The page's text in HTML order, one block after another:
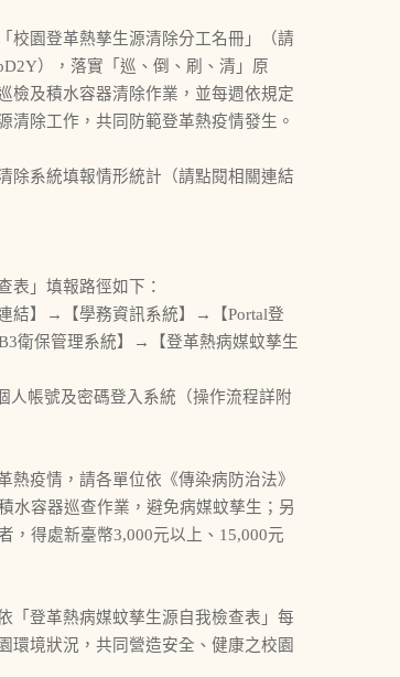
校園登革熱孳生源清除分工名冊」（請
），落實「巡、倒、刷、清」原
檢及積水容器清除作業，並每週依規定
清除工作，共同防範登革熱疫情發生。
除系統填報情形統計（請點閱相關連結
表」填報路徑如下：
結】→【學務資訊系統】→【Portal登
衛保管理系統】→【登革熱病媒蚊孳生
人帳號及密碼登入系統（操作流程詳附
熱疫情，請各單位依《傳染病防治法》
水容器巡查作業，避免病媒蚊孳生；另
，得處新臺幣3,000元以上、15,000元
「登革熱病媒蚊孳生源自我檢查表」每
環境狀況，共同營造安全、健康之校園